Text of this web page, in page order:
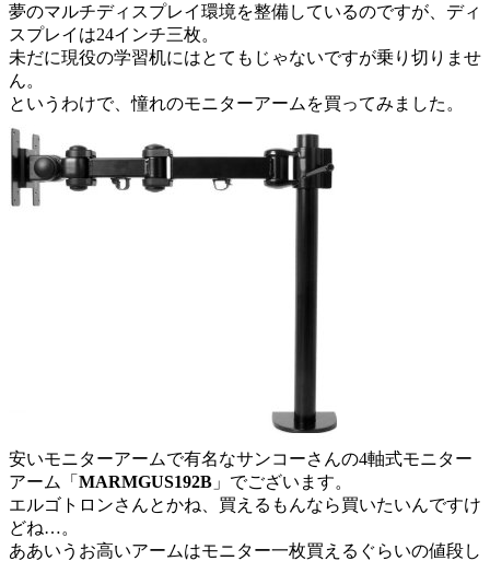
夢のマルチディスプレイ環境を整備しているのですが、ディ
スプレイは24インチ三枚。
未だに現役の学習机にはとてもじゃないですが乗り切りませ
ん。
というわけで、憧れのモニターアームを買ってみました。
安いモニターアームで有名なサンコーさんの4軸式モニター
アーム「 MARMGUS192B 」でございます。
エルゴトロンさんとかね、買えるもんなら買いたいんですけ
どね…。
ああいうお高いアームはモニター一枚買えるぐらいの値段し